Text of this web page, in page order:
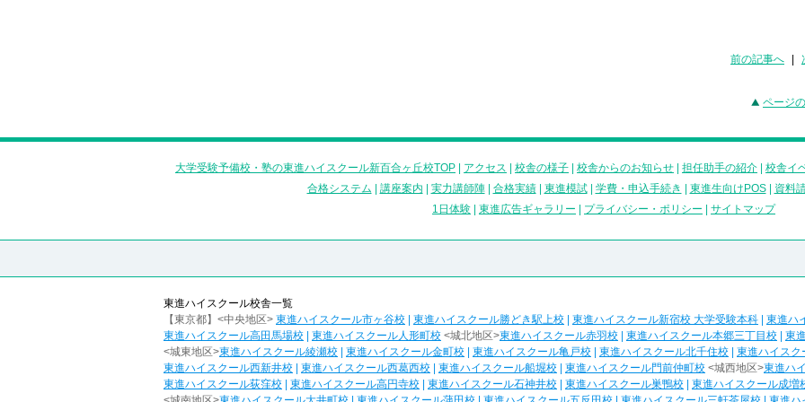
前の記事へ
ページ
大学受験予備校・塾の東進ハイスクール新百合ヶ丘校TOP アクセス 校舎の様子 校舎からのお知らせ 担任助手の紹介
校舎イ
合格システム
講座案内 実力講師陣| 合格実績| 東進模試| 学費・申込手続き 東進生向けPOS|
資料
1日体験
東進広告ギャラリー プライバシー・ポリシー サイトマップ
東進ハイスクール校舎一覧
【東京都】<中央地区> 東進ハイスクール市ヶ谷校 東進ハイスクール勝どき駅上校 東進ハイスクール新宿校 大学受験本科
東進ハ
東進ハイスクール高田馬場校
東進ハイスクール人形町校 <城北地区>東進ハイスクール赤羽校 東進ハイスクール本郷三丁目校
東
<城東地区>東進ハイスクール綾瀬校 東進ハイスクール金町校 東進ハイスクール亀戸校 東進ハイスクール北千住校
東進ハイスク
東進ハイスクール西新井校
東進ハイスクール西葛西校 東進ハイスクール船堀校 東進ハイスクール門前仲町校 <城西地区>東進ハ
東進ハイスクール荻窪校
東進ハイスクール高円寺校 東進ハイスクール石神井校 東進ハイスクール巣鴨校
東進ハイスクール成増